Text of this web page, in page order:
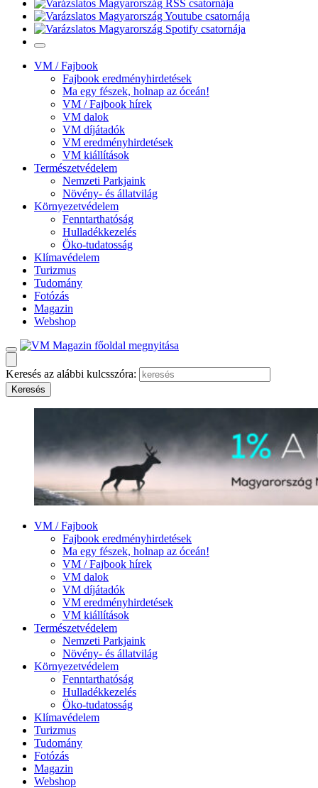
VM / Fajbook
Fajbook eredményhirdetések
Ma egy fészek, holnap az óceán!
VM / Fajbook hírek
VM dalok
VM díjátadók
VM eredményhirdetések
VM kiállítások
Természetvédelem
Nemzeti Parkjaink
Növény- és állatvilág
Környezetvédelem
Fenntarthatóság
Hulladékkezelés
Öko-tudatosság
Klímavédelem
Turizmus
Tudomány
Fotózás
Magazin
Webshop
Keresés az alábbi kulcsszóra:
VM / Fajbook
Fajbook eredményhirdetések
Ma egy fészek, holnap az óceán!
VM / Fajbook hírek
VM dalok
VM díjátadók
VM eredményhirdetések
VM kiállítások
Természetvédelem
Nemzeti Parkjaink
Növény- és állatvilág
Környezetvédelem
Fenntarthatóság
Hulladékkezelés
Öko-tudatosság
Klímavédelem
Turizmus
Tudomány
Fotózás
Magazin
Webshop